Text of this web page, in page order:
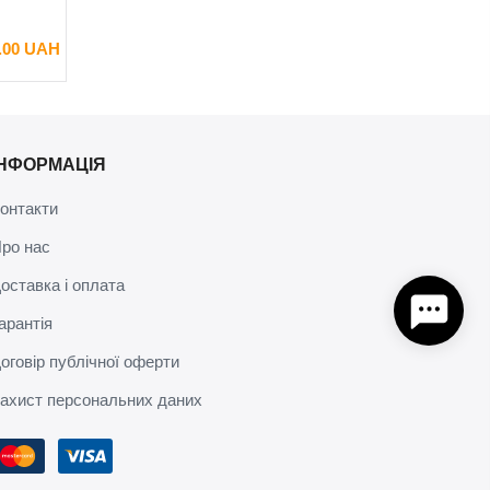
UAH
нас
і оплата
публічної оферти
персональних даних